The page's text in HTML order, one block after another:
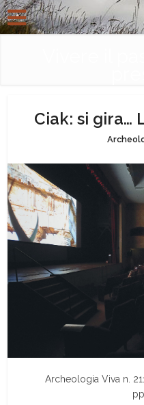
Ciak: si gira…
Archeologia Viva n.